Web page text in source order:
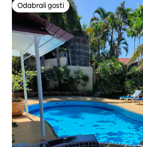
Odabrali gosti
Odabrali gosti